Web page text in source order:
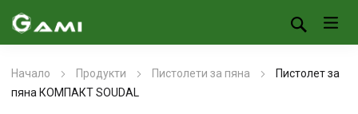
Начало Продукти Пистолети за пяна
Пистолет за
пяна КОМПАКТ SOUDAL